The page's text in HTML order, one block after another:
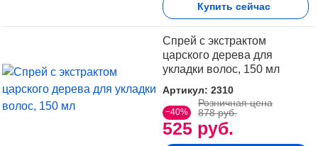
Купить сейчас
Спрей с экстрактом
царского дерева для
укладки волос, 150 мл
Артикул: 2310
−40%
525 руб.
Розничная цена
878 руб.